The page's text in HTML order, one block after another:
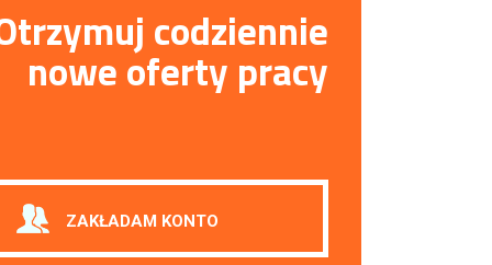
codziennie
nowe oferty pracy
ZAKŁADAM KONTO